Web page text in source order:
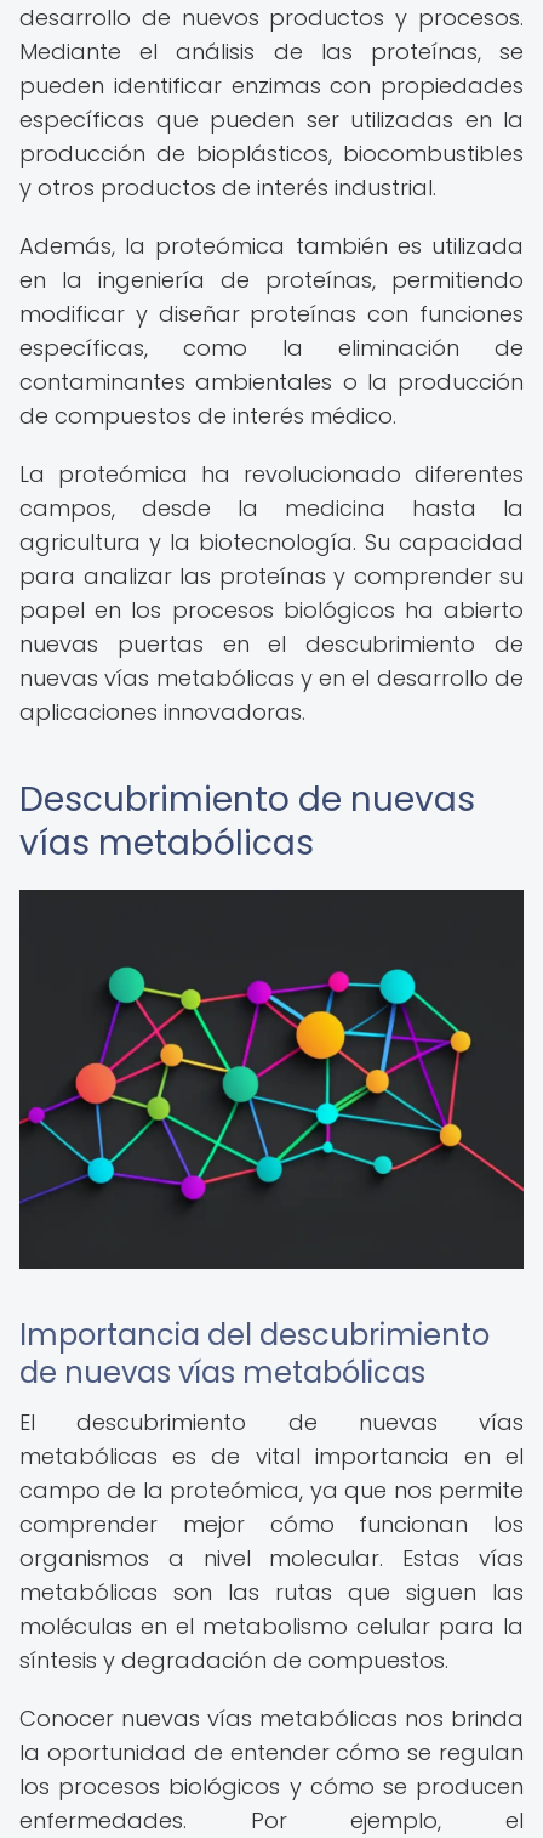
desarrollo de nuevos productos y procesos.
Mediante el análisis de las proteínas, se
pueden identificar enzimas con propiedades
específicas que pueden ser utilizadas en la
producción de bioplásticos, biocombustibles
y otros productos de interés industrial.
Además, la proteómica también es utilizada
en la ingeniería de proteínas, permitiendo
modificar y diseñar proteínas con funciones
específicas, como la eliminación de
contaminantes ambientales o la producción
de compuestos de interés médico.
La proteómica ha revolucionado diferentes
campos, desde la medicina hasta la
agricultura y la biotecnología. Su capacidad
para analizar las proteínas y comprender su
papel en los procesos biológicos ha abierto
nuevas puertas en el descubrimiento de
nuevas vías metabólicas y en el desarrollo de
aplicaciones innovadoras.
Descubrimiento de nuevas
vías metabólicas
Importancia del descubrimiento
de nuevas vías metabólicas
El descubrimiento de nuevas vías
metabólicas es de vital importancia en el
campo de la proteómica, ya que nos permite
comprender mejor cómo funcionan los
organismos a nivel molecular. Estas vías
metabólicas son las rutas que siguen las
moléculas en el metabolismo celular para la
síntesis y degradación de compuestos.
Conocer nuevas vías metabólicas nos brinda
la oportunidad de entender cómo se regulan
los procesos biológicos y cómo se producen
enfermedades. Por ejemplo, el